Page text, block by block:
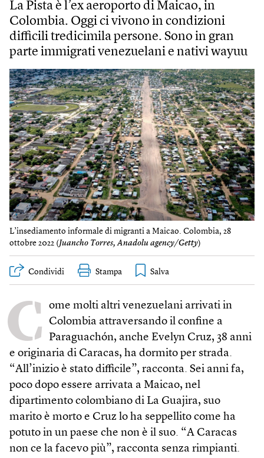
La Pista è l’ex aeroporto di Maicao, in
Colombia. Oggi ci vivono in condizioni
difficili tredicimila persone. Sono in gran
parte immigrati venezuelani e nativi wayuu
L’insediamento informale di migranti a Maicao. Colombia, 28
ottobre 2022 (Juancho Torres, Anadolu agency/Getty)
Condividi Stampa
C
ome molti altri venezuelani arrivati in
Colombia attraversando il confine a
Paraguachón, anche Evelyn Cruz, 38 anni
e originaria di Caracas, ha dormito per strada.
“All’inizio è stato difficile”, racconta. Sei anni fa,
poco dopo essere arrivata a Maicao, nel
dipartimento colombiano di La Guajira, suo
marito è morto e Cruz lo ha seppellito come ha
potuto in un paese che non è il suo. “A Caracas
non ce la facevo più”, racconta senza rimpianti.